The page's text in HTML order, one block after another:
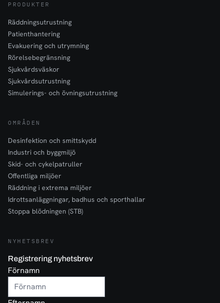
PRODUKTER
Räddningsutrustning
Patienthantering
Evakuering och utrymning
Rörelsebegränsning
Sjukvårdsväskor
Sjukvårdsutrustning
Simulerings- och övningsutrustning
OMRÅDEN
Desinfektion och smittskydd
Industri och byggmiljö
Skid- och cykelpatruller
Offentliga miljöer
Räddning i extrema miljöer
Idrottsanläggningar, badhus och sporthallar
Stoppa blödningen (STB)
NYHETSBREV
Registrering nyhetsbrev
Förnamn